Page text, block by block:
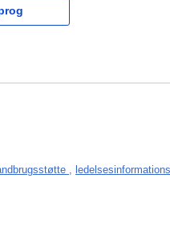
,